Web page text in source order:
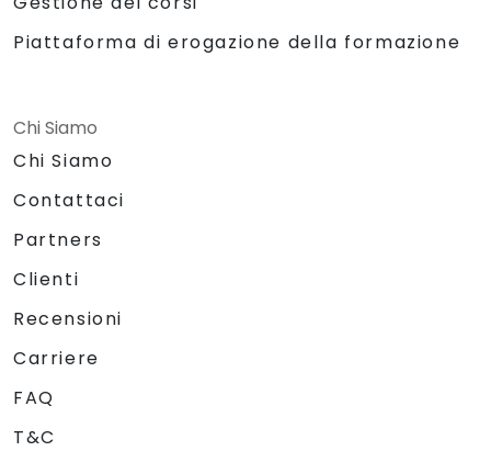
Piattaforma di erogazione della formazione
Chi Siamo
Chi Siamo
Contattaci
Partners
Clienti
Recensioni
Carriere
FAQ
T&C